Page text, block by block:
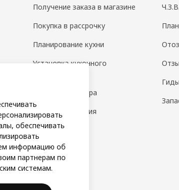
Получение заказа в магазине
Покупка в рассрочку
Планирование кухни
Установка кухонного
Дизайн интерьера
Замер помещения
Сборка
Ч.З.В.
обеспечивать
информацию об
партнерам по
системам.